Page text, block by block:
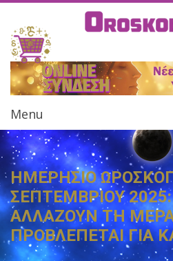
Menu
ΗΜΕΡΗΣΙΟ
ΣΕΠΤΕΜΒΡΙΟΥ
ΑΛΛΑΖΟΥΝ ΤΗ ΜΕΡΑ
ΠΡΟΒΛΕΠΕΤΑΙ ΓΙΑ